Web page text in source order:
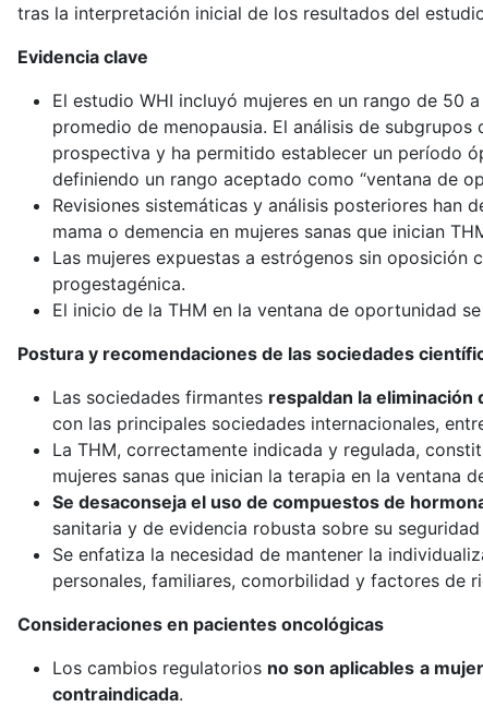
tras la interpretación inicial de los resultados del
Evidencia clave
El estudio WHI incluyó mujeres en un rango de 50
promedio de menopausia. El análisis de
prospectiva y ha permitido establecer un período
definiendo un rango aceptado como “ventana de
Revisiones sistemáticas y análisis posteriores han
mama o demencia en mujeres sanas que inician
Las mujeres expuestas a estrógenos sin
progestagénica.
El inicio de la THM en la ventana de oportunidad
Postura y recomendaciones de las sociedades
Las sociedades firmantes respaldan la eliminación
con las principales sociedades internacionales,
La THM, correctamente indicada y regulada,
mujeres sanas que inician la terapia en la ventana
Se desaconseja el uso de compuestos de
sanitaria y de evidencia robusta sobre su
Se enfatiza la necesidad de mantener la
personales, familiares, comorbilidad y factores de
Consideraciones en pacientes oncológicas
Los cambios regulatorios no son aplicables a
contraindicada.